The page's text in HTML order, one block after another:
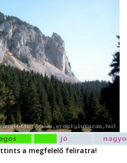
a megfelelő feliratra!